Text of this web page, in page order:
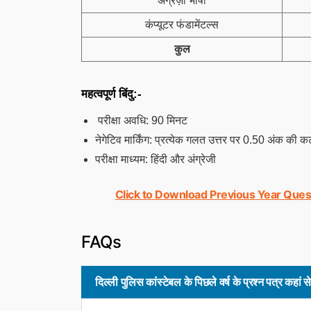
कंप्यूटर फंडामेंटल्स
कुल
महत्वपूर्ण बिंदु:-
परीक्षा अवधि: 90 मिनट
नेगेटिव मार्किंग: प्रत्येक गलत उत्तर पर 0.50 अंक की
परीक्षा माध्यम: हिंदी और अंग्रेजी
Click to Download Previous Year
FAQs
दिल्ली पुलिस कांस्टेबल के पिछले वर्ष के प्रश्न पत्र कहां